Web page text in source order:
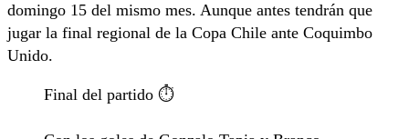
domingo 15 del mismo mes. Aunque antes tendrán que
jugar la final regional de la Copa Chile ante Coquimbo
Unido.
Final del partido ⏱️